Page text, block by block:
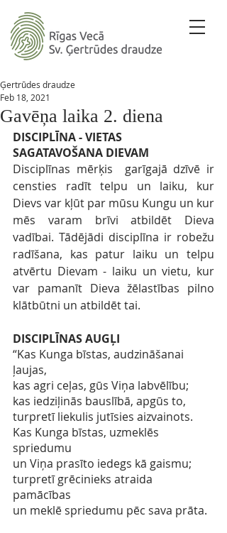
Gavēņa laika 2. diena
Ģertrūdes draudze
Feb 18, 2021
DISCIPLĪNA - VIETAS
SAGATAVOŠANA DIEVAM
Disciplīnas mērķis  garīgajā dzīvē ir
censties radīt telpu un laiku, kur
Dievs var kļūt par mūsu Kungu un kur
mēs varam brīvi atbildēt Dieva
vadībai. Tādējādi disciplīna ir robežu
radīšana, kas patur laiku un telpu
atvērtu Dievam - laiku un vietu, kur
var pamanīt Dieva žēlastības pilno
klātbūtni un atbildēt tai.
DISCIPLĪNAS AUGĻI
“Kas Kunga bīstas, audzināšanai
ļaujas,
kas agri ceļas, gūs Viņa labvēlību;
kas iedziļinās bauslībā, apgūs to,
turpretī liekulis jutīsies aizvainots.
Kas Kunga bīstas, uzmeklēs
spriedumu
un Viņa prasīto iedegs kā gaismu;
turpretī grēcinieks atraida
pamācības
un meklē spriedumu pēc sava prāta.